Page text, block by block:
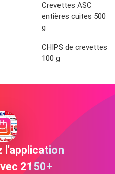
Crevettes ASC
entières cuites 500
g
CHIPS de crevettes
100 g
l'application
2150+